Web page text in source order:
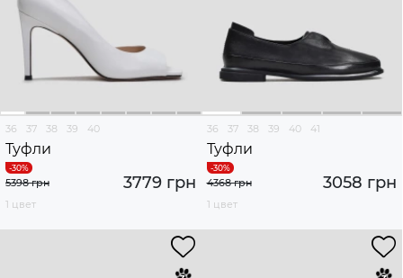
36 37 38 39 40
Туфли
3779 грн
5398 грн
1 цвет
36 37 38 39 40 41
Туфли
3058 грн
4368 грн
1 цвет